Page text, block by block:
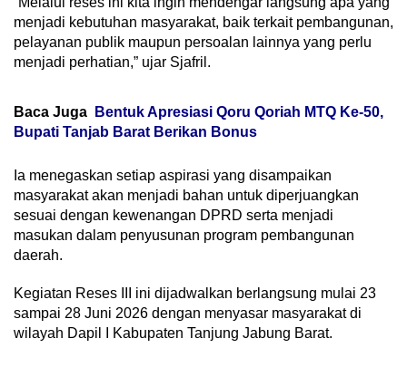
menjadi kebutuhan masyarakat, baik terkait pembangunan,
pelayanan publik maupun persoalan lainnya yang perlu
menjadi perhatian,” ujar Sjafril.
Baca Juga
Bentuk Apresiasi Qoru Qoriah MTQ Ke-50,
Bupati Tanjab Barat Berikan Bonus
Ia menegaskan setiap aspirasi yang disampaikan
masyarakat akan menjadi bahan untuk diperjuangkan
sesuai dengan kewenangan DPRD serta menjadi
masukan dalam penyusunan program pembangunan
daerah.
Kegiatan Reses III ini dijadwalkan berlangsung mulai 23
sampai 28 Juni 2026 dengan menyasar masyarakat di
wilayah Dapil I Kabupaten Tanjung Jabung Barat.